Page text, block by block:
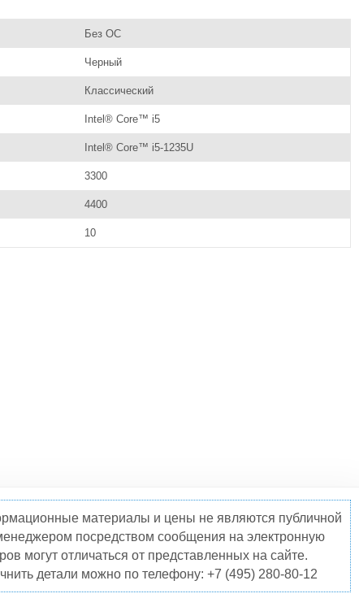
Без ОС
Черный
Классический
Intel® Core™ i5
Intel® Core™ i5-1235U
3300
4400
10
материалы и цены не являются публичной
посредством сообщения на электронную
могут отличаться от представленных на сайте.
детали можно по телефону: +7 (495) 280-80-12